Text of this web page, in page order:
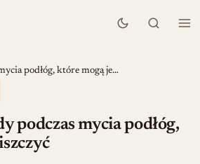
podłóg, które mogą je…
podczas mycia podłóg,